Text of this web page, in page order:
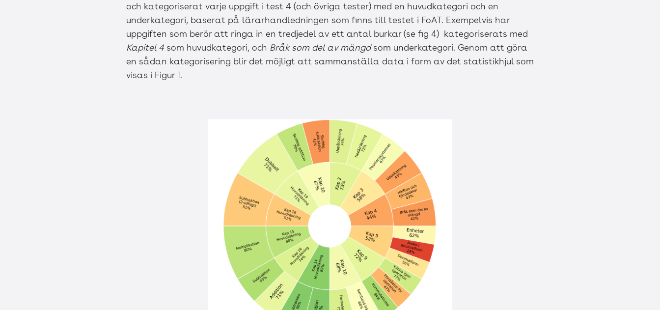
och kategoriserat varje uppgift i test 4 (och övriga tester) med en huvudkategori och en
underkategori, baserat på lärarhandledningen som finns till testet i FoAT. Exempelvis har
uppgiften som berör att ringa in en tredjedel av ett antal burkar (se fig 4) kategoriserats med
Kapitel 4 som huvudkategori, och Bråk som del av mängdsom underkategori. Genom att göra
en sådan kategorisering blir det möjligt att sammanställa data i form av det statistikhjul som
visas i Figur 1.